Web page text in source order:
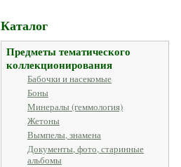
Каталог
Предметы тематического
коллекционирования
Бабочки и насекомые
Боны
Минералы (геммология)
Жетоны
Вымпелы, знамена
Документы, фото, старинные
альбомы